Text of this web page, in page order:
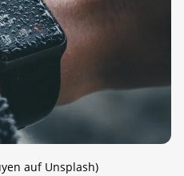
auf Unsplash)